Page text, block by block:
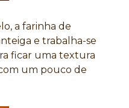
a farinha de
e trabalha-se
ficar uma textura
um pouco de